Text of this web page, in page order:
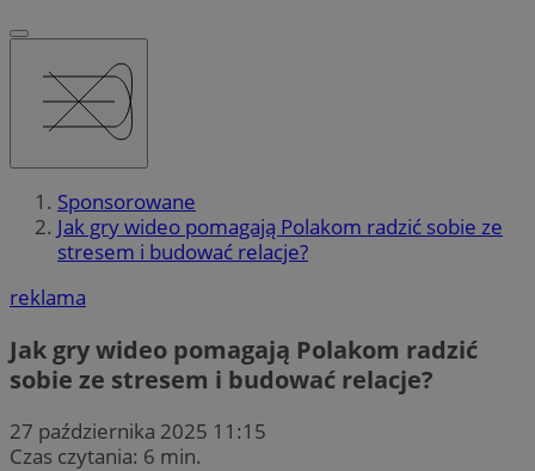
Sponsorowane
Jak gry wideo pomagają Polakom radzić sobie ze
stresem i budować relacje?
reklama
Jak gry wideo pomagają Polakom radzić
sobie ze stresem i budować relacje?
27 października 2025 11:15
Czas czytania: 6 min.